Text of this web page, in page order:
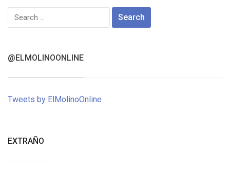
Search
for:
@ELMOLINOONLINE
Tweets by ElMolinoOnline
EXTRAÑO